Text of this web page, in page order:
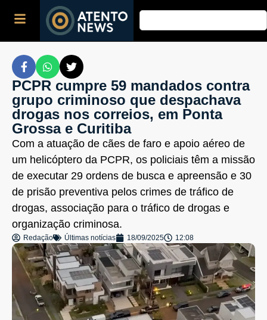
PCPR cumpre 59 mandados contra
grupo criminoso que despachava
drogas nos correios, em Ponta
Grossa e Curitiba
Com a atuação de cães de faro e apoio aéreo de
um helicóptero da PCPR, os policiais têm a missão
de executar 29 ordens de busca e apreensão e 30
de prisão preventiva pelos crimes de tráfico de
drogas, associação para o tráfico de drogas e
organização criminosa.
Redação Últimas notícias 18/09/2025 12:08